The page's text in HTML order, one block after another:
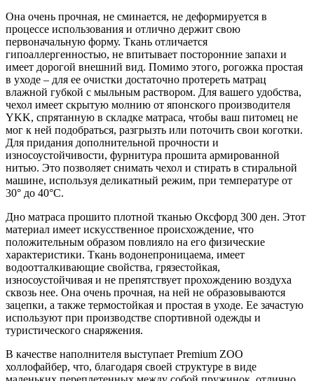
Она очень прочная, не сминается, не деформируется в
процессе использования и отлично держит свою
первоначальную форму. Ткань отличается
гипоаллергенностью, не впитывает посторонние запахи и
имеет дорогой внешний вид. Помимо этого, рогожка простая
в уходе – для ее очистки достаточно протереть матрац
влажной губкой с мыльным раствором. Для вашего удобства,
чехол имеет скрытую молнию от японского производителя
YKK, спрятанную в складке матраса, чтобы ваш питомец не
мог к ней подобраться, разгрызть или поточить свои коготки.
Для придания дополнительной прочности и
износоустойчивости, фурнитура прошита армированной
нитью. Это позволяет снимать чехол и стирать в стиральной
машине, используя деликатный режим, при температуре от
30° до 40°С.
Дно матраса прошито плотной тканью Оксфорд 300 ден. Этот
материал имеет искусственное происхождение, что
положительным образом повлияло на его физические
характеристики. Ткань водонепроницаема, имеет
водоотталкивающие свойства, грязестойкая,
износоустойчивая и не препятствует прохождению воздуха
сквозь нее. Она очень прочная, на ней не образовываются
зацепки, а также термостойкая и простая в уходе. Ее зачастую
используют при производстве спортивной одежды и
туристического снаряжения.
В качестве наполнителя выступает Premium ZOO
холлофайбер, что, благодаря своей структуре в виде